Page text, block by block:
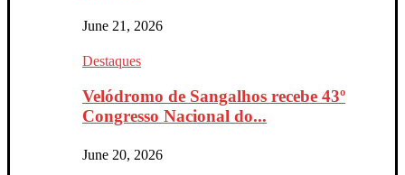
June 21, 2026
Destaques
Velódromo de Sangalhos recebe 43º
Congresso Nacional do...
June 20, 2026